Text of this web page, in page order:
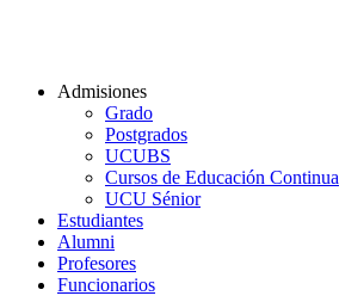
Admisiones
Grado
Postgrados
UCUBS
Cursos de Educación Continua
UCU Sénior
Estudiantes
Alumni
Profesores
Funcionarios